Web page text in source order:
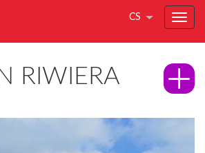
CS
RIWIERA